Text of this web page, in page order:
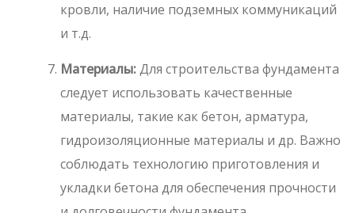
кровли, наличие подземных коммуникаций
и т.д.
Материалы:Для строительства фундамента
следует использовать качественные
материалы, такие как бетон, арматура,
гидроизоляционные материалы и др. Важно
соблюдать технологию приготовления и
укладки бетона для обеспечения прочности